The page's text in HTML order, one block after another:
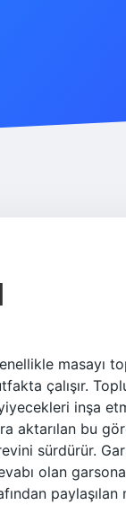
masayı
çalışır.
inşa
aktarılan bu
sürdürür.
olan garsona
paylaşılan